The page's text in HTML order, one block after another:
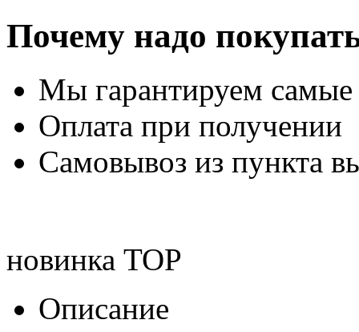
Почему надо
Мы гарантируем
Оплата при получении
Самовывоз из пункта
новинка TOP
Описание